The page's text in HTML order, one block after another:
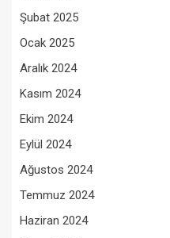
Şubat 2025
Ocak 2025
Aralık 2024
Kasım 2024
Ekim 2024
Eylül 2024
Ağustos 2024
Temmuz 2024
Haziran 2024